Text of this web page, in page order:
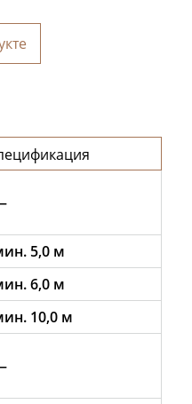
5,0 м
6,0 м
10,0 м